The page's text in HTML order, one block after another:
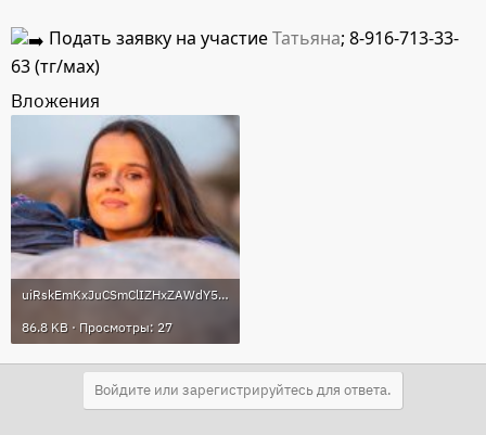
Подать заявку на участиеТатьяна; 8-916-713-33-
63 (тг/мах)
Вложения
uiRskEmKxJuCSmClIZHxZAWdY5CbgYQnbiXkBgi9e_n6GrqMEcjSK0M9i5XvktRHfKSOOmz5us_taVgmmmR4RDk7.jpg
86.8 KB · Просмотры: 27
Войдите или зарегистрируйтесь для ответа.